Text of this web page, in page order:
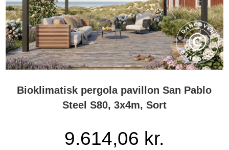
Bioklimatisk pergola pavillon San Pablo
Steel S80, 3x4m, Sort
9.614,06 kr.